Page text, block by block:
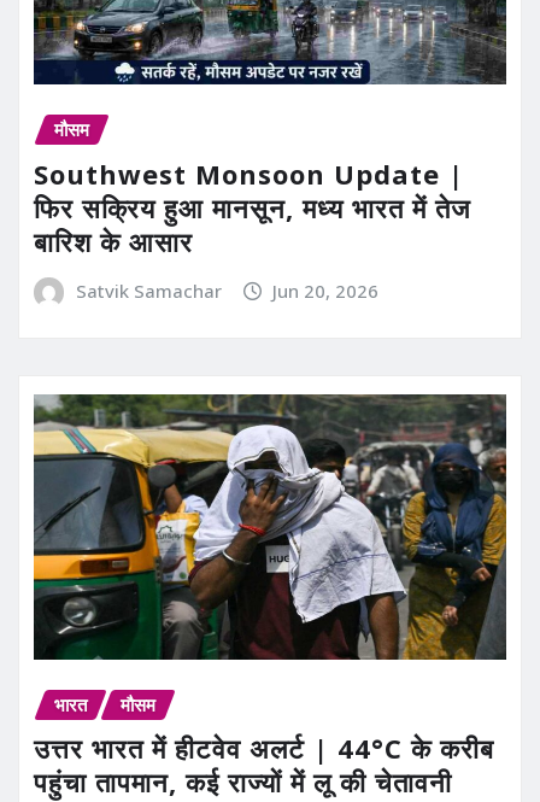
मौसम
Southwest Monsoon Update |
फिर सक्रिय हुआ मानसून, मध्य भारत में तेज
बारिश के आसार
Satvik Samachar Jun 20, 2026
भारत मौसम
उत्तर भारत में हीटवेव अलर्ट | 44°C के करीब
पहुंचा तापमान, कई राज्यों में लू की चेतावनी